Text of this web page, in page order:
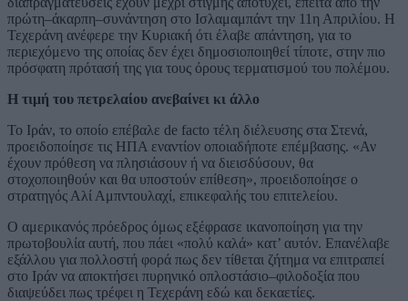
πρώτη–άκαρπη–συνάντηση στο Ισλαμαμπάντ την 11η Απριλίου. Η
Τεχεράνη ανέφερε την Κυριακή ότι έλαβε απάντηση, για το
περιεχόμενο της οποίας δεν έχει δημοσιοποιηθεί τίποτε, στην πιο
πρόσφατη πρότασή της για τους όρους τερματισμού του πολέμου.
Η τιμή του πετρελαίου ανεβαίνει κι άλλο
Το Ιράν, το οποίο επέβαλε de facto τέλη διέλευσης στα Στενά,
προειδοποίησε τις ΗΠΑ εναντίον οποιαδήποτε επέμβασης. «Αν
έχουν πρόθεση να πλησιάσουν ή να διεισδύσουν, θα
στοχοποιηθούν και θα υποστούν επίθεση», προειδοποίησε ο
στρατηγός Αλί Αμπντουλαχί, επικεφαλής του επιτελείου.
Ο αμερικανός πρόεδρος όμως εξέφρασε ικανοποίηση για την
πρωτοβουλία αυτή, που πάει «πολύ καλά» κατ’ αυτόν. Επανέλαβε
εξάλλου για πολλοστή φορά πως δεν τίθεται ζήτημα να επιτραπεί
στο Ιράν να αποκτήσει πυρηνικό οπλοστάσιο–φιλοδοξία που
διαψεύδει πως τρέφει η Τεχεράνη εδώ και δεκαετίες.